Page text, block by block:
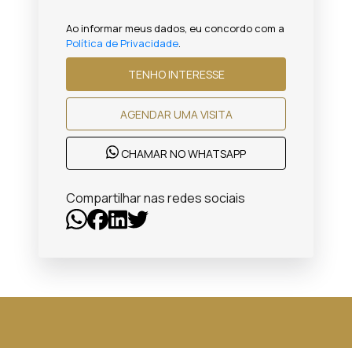
Ao informar meus dados, eu concordo com a
Política de Privacidade.
TENHO INTERESSE
AGENDAR UMA VISITA
CHAMAR NO WHATSAPP
Compartilhar nas redes sociais